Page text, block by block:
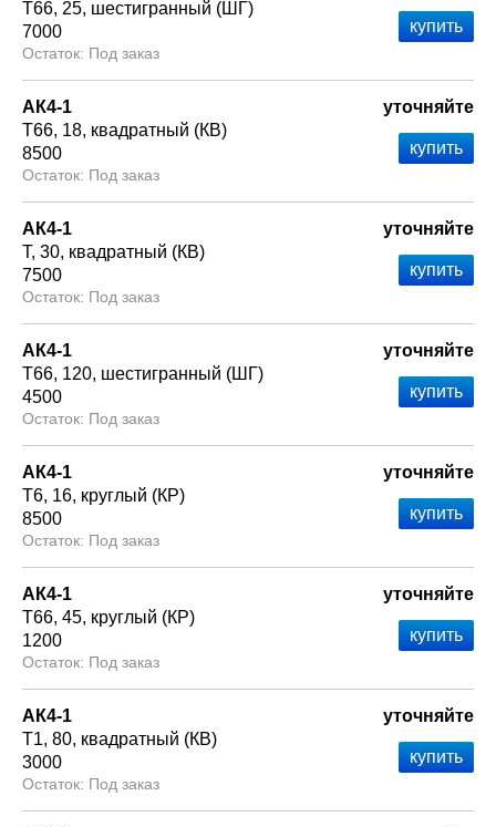
Т66 25 шестигранный (ШГ)
7000
Под заказ
АК4-1
Т66 18 квадратный (КВ)
8500
Под заказ
уточняйте
АК4-1
Т 30 квадратный (КВ)
7500
Под заказ
уточняйте
АК4-1
Т66 120 шестигранный (ШГ)
4500
Под заказ
уточняйте
АК4-1
Т6 16 круглый (КР)
8500
Под заказ
уточняйте
АК4-1
Т66 45 круглый (КР)
1200
Под заказ
уточняйте
АК4-1
Т1 80 квадратный (КВ)
3000
Под заказ
уточняйте